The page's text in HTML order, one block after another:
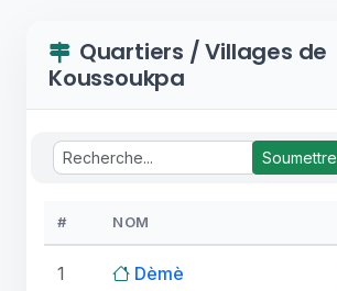
Quartiers / Villages de
Koussoukpa
Soumettre
# NOM
1 Dèmè